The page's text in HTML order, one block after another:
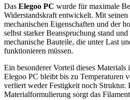
Das Elegoo PC wurde für maximale
Widerstandskraft entwickelt. Mit seinen
mechanischen Eigenschaften und der
selbst starker Beanspruchung stand
mechanische Bauteile, die unter Last
funktionieren müssen.
Ein besonderer Vorteil dieses Materials
Elegoo PC bleibt bis zu Temperaturen
verliert weder Festigkeit noch Struktur.
Materialformulierung sorgt das